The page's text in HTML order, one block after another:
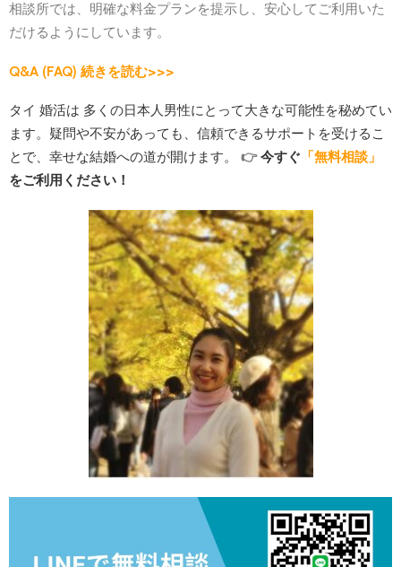
相談所では、明確な料金プランを提示し、安心してご利用いた
だけるようにしています。
Q&A (FAQ) 続きを読む>>>
タイ 婚活は 多くの日本人男性にとって大きな可能性を秘めてい
ます。疑問や不安があっても、信頼できるサポートを受けるこ
とで、幸せな結婚への道が開けます。
👉今すぐ 「無料相談」
をご利用ください！